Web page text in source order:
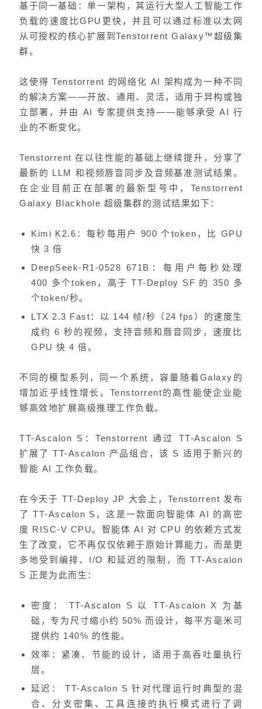
基于同一基础：单一架构，其运行大型人工智能工作
负载的速度比GPU更快，并且可以通过标准以太网
从可授权的核心扩展到Tenstorrent Galaxy™超级集
群。
这使得 Tenstorrent 的网络化 AI 架构成为一种不同
的解决方案——开放、通用、灵活，适用于异构或独
立部署，并由 AI 专家提供支持——能够承受 AI 行
业的不断变化。
Tenstorrent 在以往性能的基础上继续提升，分享了
最新的 LLM 和视频唇音同步及音频基准测试结果。
在企业目前正在部署的最新型号中， Tenstorrent
Galaxy Blackhole 超级集群的测试结果如下：
Kimi K2.6：每秒每用户 900 个token，比 GPU
快 3 倍
DeepSeek-R1-0528 671B：每用户每秒处理
400 多个token，高于 TT-Deploy SF 的 350 多
个token/秒。
LTX 2.3 Fast：以 144 帧/秒（24 fps）的速度生
成约 6 秒的视频，支持音频和唇音同步，速度比
GPU 快 4 倍。
不同的模型系列，同一个系统，容量随着Galaxy的
增加近乎线性增长。Tenstorrent的高性能使企业能
够高效地扩展高级推理工作负载。
TT-Ascalon S：Tenstorrent 通过 TT-Ascalon S
扩展了 TT-Ascalon 产品组合，该 S 适用于新兴的
智能 AI 工作负载。
在今天于 TT-Deploy JP 大会上， Tenstorrent 发布
了 TT-Ascalon S，这是一款面向智能体 AI 的高密
度 RISC-V CPU。智能体 AI 对 CPU 的依赖方式发
生了改变，它不再仅仅依赖于原始计算能力，而是更
多地受到编排、I/O 和延迟的限制，而 TT-Ascalon
S 正是为此而生：
密度： TT-Ascalon S 以 TT-Ascalon X 为基
础，专为尺寸缩小约 50% 而设计，每平方毫米可
提供约 140% 的性能。
效率：紧凑、节能的设计，适用于高吞吐量执行
层。
延迟： TT-Ascalon S 针对代理运行时典型的混
合、分支密集、工具连接的执行模式进行了调